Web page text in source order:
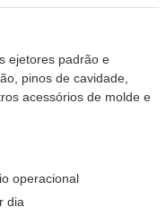
ejetores padrão e
pinos de cavidade,
acessórios de molde e
operacional
dia